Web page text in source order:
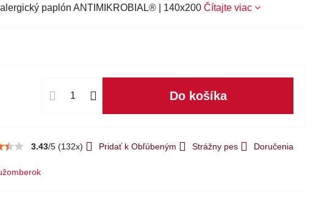
paplón ANTIMIKROBIAL® | 140x200 Čítajte viac
Do košíka
3.43/5(132x) Pridať k Obľúbeným Strážny pes Doručenia